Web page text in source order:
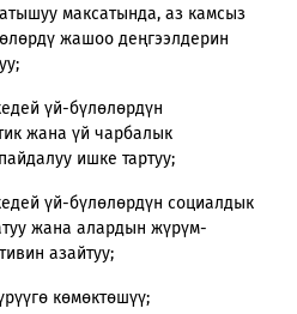
максатында, аз камсыз
жашоо деңгээлдерин
үй-бүлөлөрдүн
жана үй чарбалык
ишке тартуу;
үй-бүлөлөрдүн социалдык
жана алардын жүрүм-
азайтуу;
көмөктөшүү;